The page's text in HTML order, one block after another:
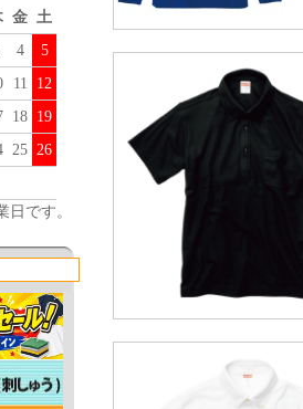
金 土
4
5
11
12
18 19
25 26
です。